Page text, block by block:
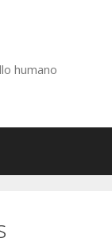
humano